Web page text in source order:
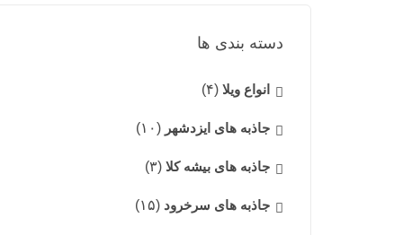
دسته بندی ها
انواع ویلا (۴)
جاذبه های ایزدشهر (۱۰)
جاذبه های بیشه کلا (۳)
جاذبه های سرخرود (۱۵)